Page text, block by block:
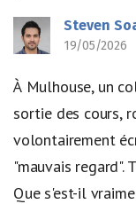
Steven
19/05/2026
À Mulhouse, un
sortie des cours,
volontairement
"mauvais regard".
Que s'est-il